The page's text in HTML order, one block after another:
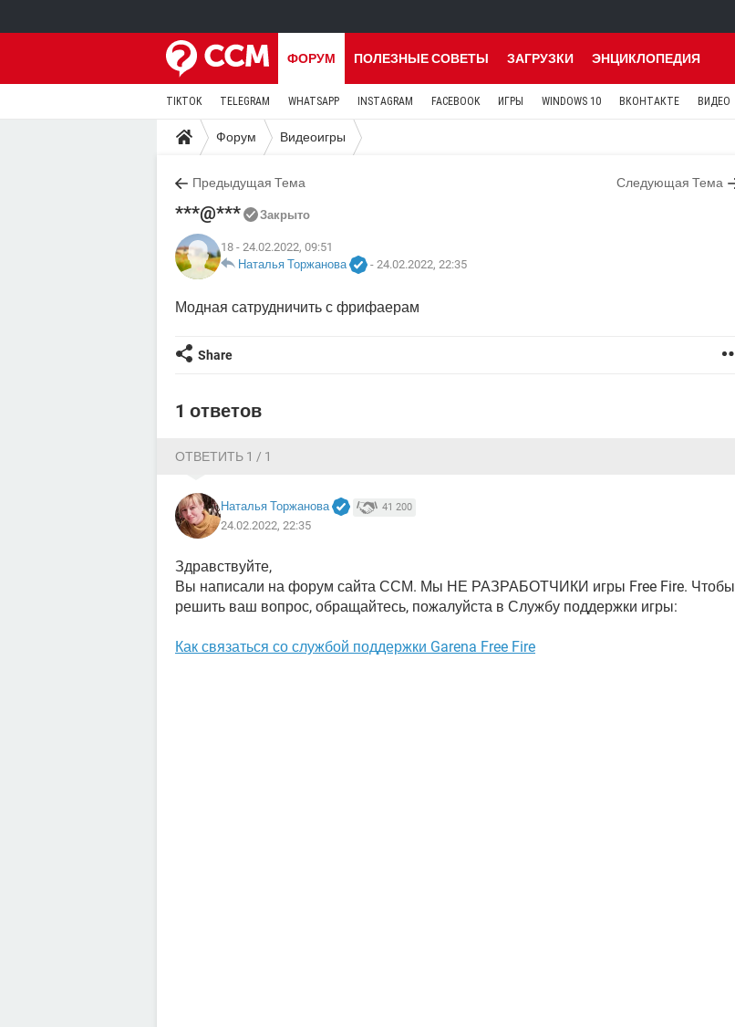
ФОРУМ ПОЛЕЗНЫЕ СОВЕТЫ ЗАГРУЗКИ ЭНЦИКЛОПЕДИЯ
TIKTOK TELEGRAM WHATSAPP INSTAGRAM FACEBOOK ИГРЫ WINDOWS 10 ВКОНТАКТЕ ВИДЕО
Форум Видеоигры
Предыдущая Тема Следующая Тема
***@*** Закрыто
18 - 24.02.2022, 09:51
Наталья Торжанова
- 24.02.2022, 22:35
Модная сатрудничить с фрифаерам
Share
1 ответов
ОТВЕТИТЬ 1 / 1
Наталья Торжанова 41 200
24.02.2022, 22:35
Здравствуйте,
Вы написали на форум сайта ССМ. Мы НЕ РАЗРАБОТЧИКИ игры Free Fire. Чтобы
решить ваш вопрос, обращайтесь, пожалуйста в Службу поддержки игры:
Как связаться со службой поддержки Garena Free Fire